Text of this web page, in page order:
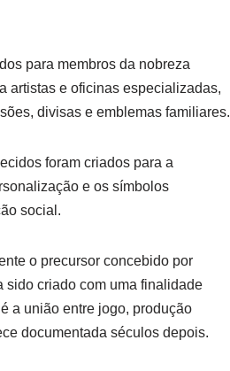
para membros da nobreza
artistas e oficinas especializadas,
divisas e emblemas familiares.
foram criados para a
e os símbolos
social.
o precursor concebido por
sido criado com uma finalidade
a união entre jogo, produção
documentada séculos depois.